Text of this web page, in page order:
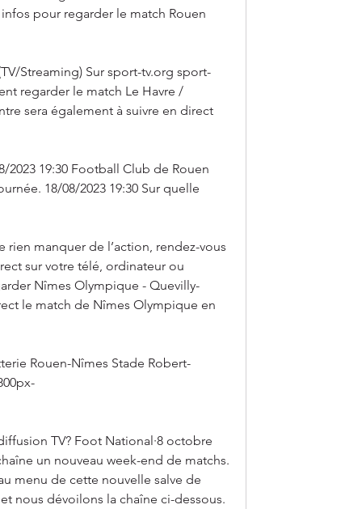
pour regarder le match Rouen
Streaming) Sur sport-tv.org sport-
regarder le match Le Havre /
sera également à suivre en direct
2023 19:30 Football Club de Rouen
18/08/2023 19:30 Sur quelle
manquer de l’action, rendez-vous
sur votre télé, ordinateur ou
Nîmes Olympique - Quevilly-
le match de Nîmes Olympique en
Rouen-Nîmes Stade Robert-
TV? Foot National·8 octobre
un nouveau week-end de matchs.
menu de cette nouvelle salve de
nous dévoilons la chaîne ci-dessous.